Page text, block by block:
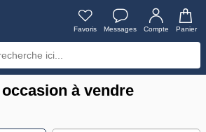
Favoris Messages Compte Panier
à vendre